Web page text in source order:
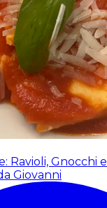
Ravioli, Gnocchi e
Giovanni